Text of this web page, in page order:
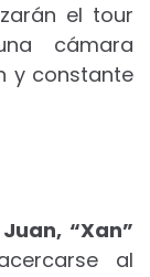
el tour
cámara
y constante
“Xan”
al